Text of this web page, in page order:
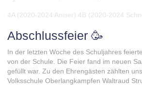
4A (2020-2024 Aniser) 4B (2020-2024
Abschlussfeier 🥳
In der letzten Woche des Schuljahres
von der Schule. Die Feier fand im neuen
gefüllt war. Zu den Ehrengästen zählten
Volksschule Oberlangkampfen Waltraud